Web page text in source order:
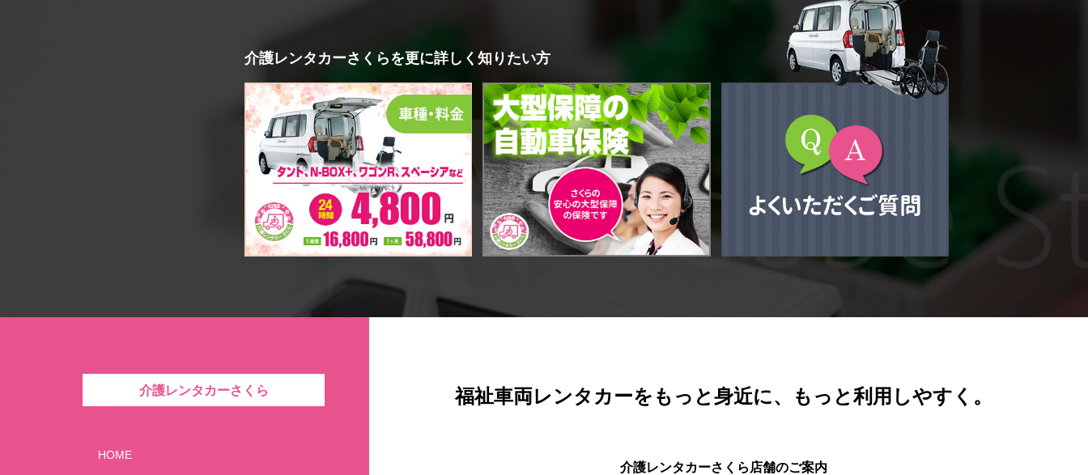
介護レンタカーさくらを更に詳しく知りたい方
介護レンタカーさくら
HOME
福祉車両レンタカーをもっと身近に、もっと利用しやすく。
介護レンタカーさくら店舗のご案内